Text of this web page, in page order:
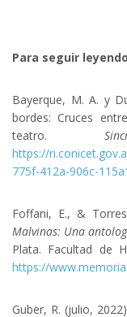
Para seguir
Bayerque, M. A. y
bordes: Cruces
teatro.
https://
775f-412a-906c-
Foffani, E., &
Malvinas: Una
Plata. Facultad de
https://
Guber, R. (julio,